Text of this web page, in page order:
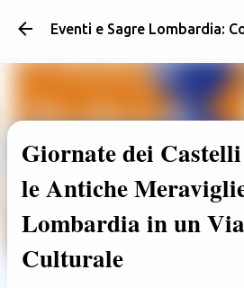
Passa ai contenuti
Giornate dei
le Antiche
Lombardia in un
Culturale